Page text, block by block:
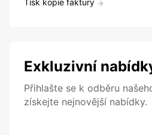
Tisk kopie faktury
Exkluzivní
Přihlašte se k odběru
získejte nejnovější nabídky.